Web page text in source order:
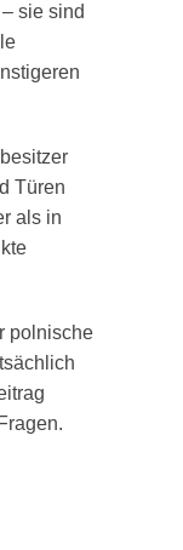
sie sind
Türen
als in
polnische